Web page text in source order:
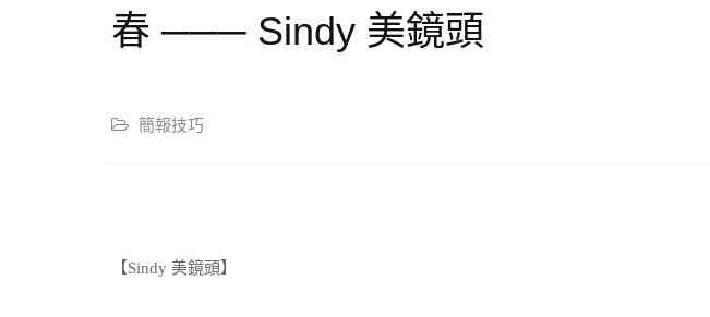
春 ─── Sindy 美鏡頭
簡報技巧
【Sindy 美鏡頭】